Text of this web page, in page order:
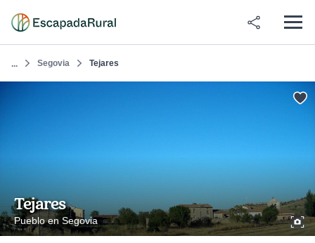
... Segovia Tejares
Tejares
Pueblo en Segovia